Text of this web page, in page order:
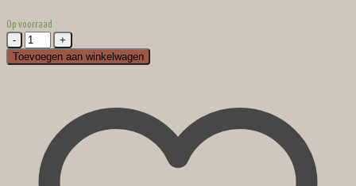
Op voorraad
Hang
de
slingers
Toevoegen aan winkelwagen